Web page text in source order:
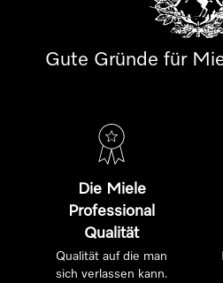
Gute Gründe für
Die Miele
Professional
Qualität
Qualität auf die man
sich verlassen kann.